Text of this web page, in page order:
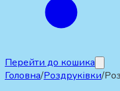
Перейти до кошика
Головна/Роздруківки/